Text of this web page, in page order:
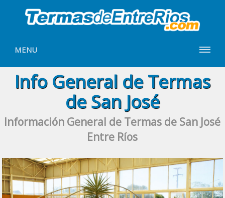
MENU
Info General de Termas
de San José
Información General de Termas de San José
Entre Ríos